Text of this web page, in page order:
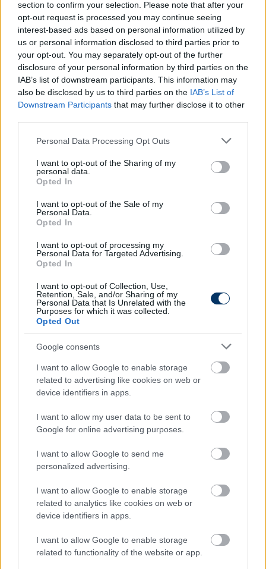
section to confirm your selection. Please note that after your
opt-out request is processed you may continue seeing
interest-based ads based on personal information utilized by
us or personal information disclosed to third parties prior to
your opt-out. You may separately opt-out of the further
disclosure of your personal information by third parties on the
IAB’s list of downstream participants. This information may
also be disclosed by us to third parties on the IAB’s List of
Downstream Participants that may further disclose it to other
Please note that this website/app uses one or more Google
not limited to your visit or usage behaviour. You may click to
grant or deny consent to Google and its third-party tags to
use your data for below specified purposes in below Google
consent section.
Personal Data Processing Opt Outs
I want to opt-out of the Sharing of my
personal data.
Opted In
I want to opt-out of the Sale of my
Personal Data.
Opted In
I want to opt-out of processing my
Personal Data for Targeted Advertising.
Opted In
I want to opt-out of Collection, Use,
Retention, Sale, and/or Sharing of my
Personal Data that Is Unrelated with the
Purposes for which it was collected.
Opted Out
Google consents
I want to allow Google to enable storage
related to advertising like cookies on web or
device identifiers in apps.
I want to allow my user data to be sent to
Google for online advertising purposes.
I want to allow Google to send me
personalized advertising.
I want to allow Google to enable storage
related to analytics like cookies on web or
device identifiers in apps.
I want to allow Google to enable storage
related to functionality of the website or app.
tovább a D-jelű négyesből.
Olvastad már?
Marca: Ronaldo megegyezett új
klubjával, Katar mellett folytatja - itt
Cristiano Ronaldo két és fél éves szerződést írhat alá
Elolvasom
Itt állíthatod be, hogy a Csakfoci az elsők
Tetszett a cikk? Megosztanád?
Link másolása Email küldés
CÍMKÉK: #FOCI-VB #FRANCIAORSZÁG
#DÁNIA
#KATARI VB
#AUSZTRÁLIA
Autópiac